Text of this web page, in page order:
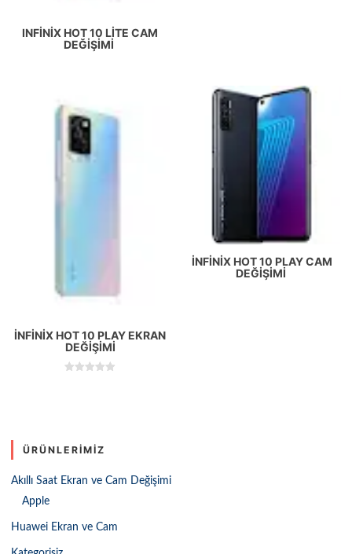
INFINIX HOT 10 LITE CAM
DEĞIŞIMI
İNFINIX HOT 10 PLAY EKRAN
DEĞIŞIMI
İNFINIX HOT 10 PLAY CAM
DEĞIŞIMI
ÜRÜNLERIMIZ
Akıllı Saat Ekran ve Cam Değişimi
Apple
Huawei Ekran ve Cam